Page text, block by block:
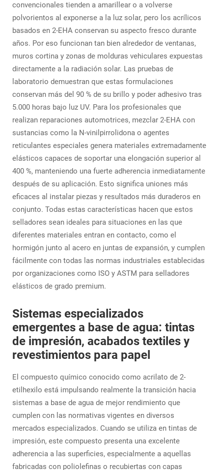
convencionales tienden a amarillear o a volverse
polvorientos al exponerse a la luz solar, pero los acrílicos
basados en 2-EHA conservan su aspecto fresco durante
años. Por eso funcionan tan bien alrededor de ventanas,
muros cortina y zonas de molduras vehiculares expuestas
directamente a la radiación solar. Las pruebas de
laboratorio demuestran que estas formulaciones
conservan más del 90 % de su brillo y poder adhesivo tras
5.000 horas bajo luz UV. Para los profesionales que
realizan reparaciones automotrices, mezclar 2-EHA con
sustancias como la N-vinilpirrolidona o agentes
reticulantes especiales genera materiales extremadamente
elásticos capaces de soportar una elongación superior al
400 %, manteniendo una fuerte adherencia inmediatamente
después de su aplicación. Esto significa uniones más
eficaces al instalar piezas y resultados más duraderos en
conjunto. Todas estas características hacen que estos
selladores sean ideales para situaciones en las que
diferentes materiales entran en contacto, como el
hormigón junto al acero en juntas de expansión, y cumplen
fácilmente con todas las normas industriales establecidas
por organizaciones como ISO y ASTM para selladores
elásticos de grado premium.
Sistemas especializados
emergentes a base de agua: tintas
de impresión, acabados textiles y
revestimientos para papel
El compuesto químico conocido como acrilato de 2-
etilhexilo está impulsando realmente la transición hacia
sistemas a base de agua de mejor rendimiento que
cumplen con las normativas vigentes en diversos
mercados especializados. Cuando se utiliza en tintas de
impresión, este compuesto presenta una excelente
adherencia a las superficies, especialmente a aquellas
fabricadas con poliolefinas o recubiertas con capas